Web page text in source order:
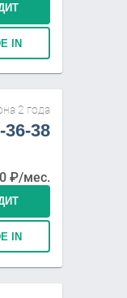
IN
2 года
36-38
₽/мес.
IN